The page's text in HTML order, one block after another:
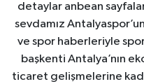
detaylar anbean
sevdamız
ve spor haberleriyle
başkenti Antalya’nın
ticaret gelişmelerine